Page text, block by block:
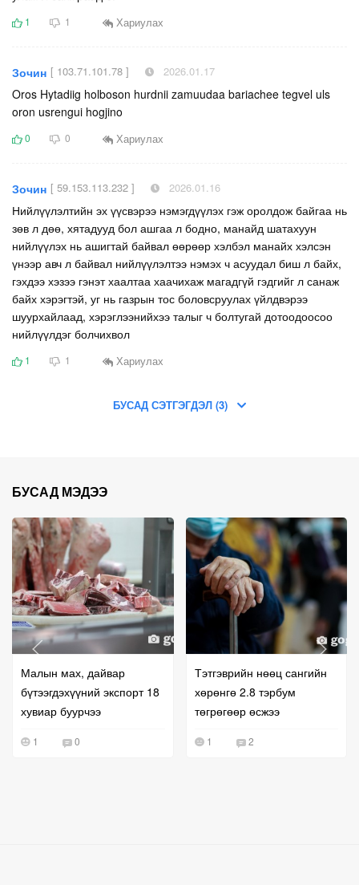
1 1 Хариулах
Зочин [ 103.71.101.78 ] 2026.01.17
Oros Hytadiig holboson hurdnii zamuudaa bariachee tegvel uls
oron usrengui hogjino
0 0 Хариулах
Зочин [ 59.153.113.232 ] 2026.01.16
Нийлүүлэлтийн эх үүсвэрээ нэмэгдүүлэх гэж оролдож байгаа нь
зөв л дөө, хятадууд бол ашгаа л бодно, манайд шатахуун
нийлүүлэх нь ашигтай байвал өөрөөр хэлбэл манайх хэлсэн
үнээр авч л байвал нийлүүлэлтээ нэмэх ч асуудал биш л байх,
гэхдээ хэзээ гэнэт хаалтаа хаачихаж магадгүй гэдгийг л санаж
байх хэрэгтэй, уг нь газрын тос боловсруулах үйлдвэрээ
шуурхайлаад, хэрэглээнийхээ талыг ч болтугай дотоодоосоо
нийлүүлдэг болчихвол
1 1 Хариулах
БУСАД СЭТГЭГДЭЛ (3)
БУСАД МЭДЭЭ
Малын мах, дайвар
бүтээгдэхүүний экспорт 18
хувиар буурчээ
1 0
Тэтгэврийн нөөц сангийн
хөрөнгө 2.8 тэрбум
төгрөгөөр өсжээ
1 2